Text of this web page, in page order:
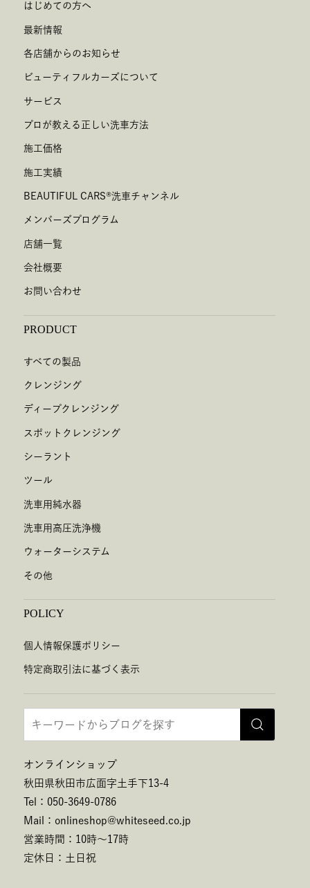
はじめての方へ
最新情報
各店舗からのお知らせ
ビューティフルカーズについて
サービス
プロが教える正しい洗車方法
施工価格
施工実績
BEAUTIFUL CARS®洗車チャンネル
メンバーズプログラム
店舗一覧
会社概要
お問い合わせ
PRODUCT
すべての製品
クレンジング
ディープクレンジング
スポットクレンジング
シーラント
ツール
洗車用純水器
洗車用高圧洗浄機
ウォーターシステム
その他
POLICY
個人情報保護ポリシー
特定商取引法に基づく表示
オンラインショップ
秋田県秋田市広面字土手下13-4
Tel：050-3649-0786
Mail：onlineshop@whiteseed.co.jp
営業時間：10時～17時
定休日：土日祝